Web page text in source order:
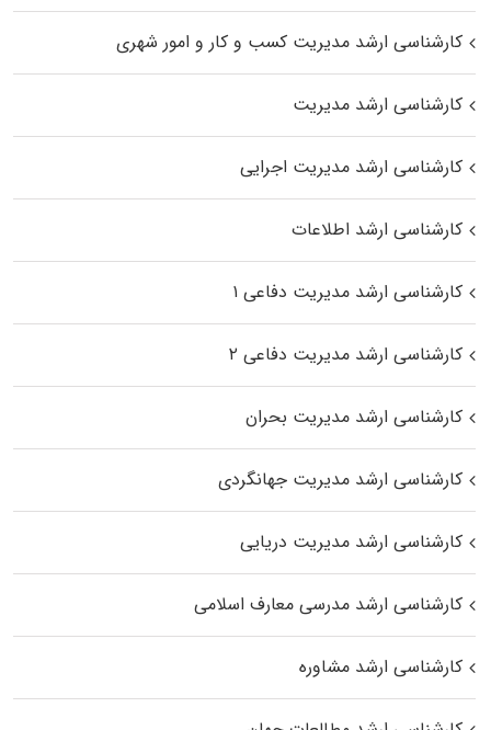
کارشناسی ارشد مدیریت کسب و کار و امور شهری
کارشناسی ارشد مدیریت
کارشناسی ارشد مدیریت اجرایی
کارشناسی ارشد اطلاعات
کارشناسی ارشد مدیریت دفاعی ۱
کارشناسی ارشد مدیریت دفاعی ۲
کارشناسی ارشد مدیریت بحران
کارشناسی ارشد مدیریت جهانگردی
کارشناسی ارشد مدیریت دریایی
کارشناسی ارشد مدرسی معارف اسلامی
کارشناسی ارشد مشاوره